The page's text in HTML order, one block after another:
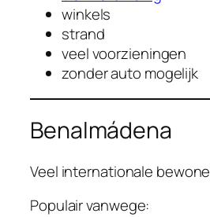
winkels
strand
veel voorzieningen
zonder auto mogelijk
Benalmádena
Veel internationale
Populair vanwege: